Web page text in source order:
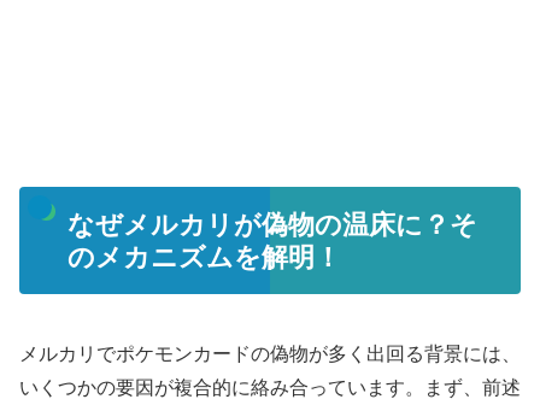
なぜメルカリが偽物の温床に？そ
のメカニズムを解明！
メルカリでポケモンカードの偽物が多く出回る背景には、
いくつかの要因が複合的に絡み合っています。まず、前述